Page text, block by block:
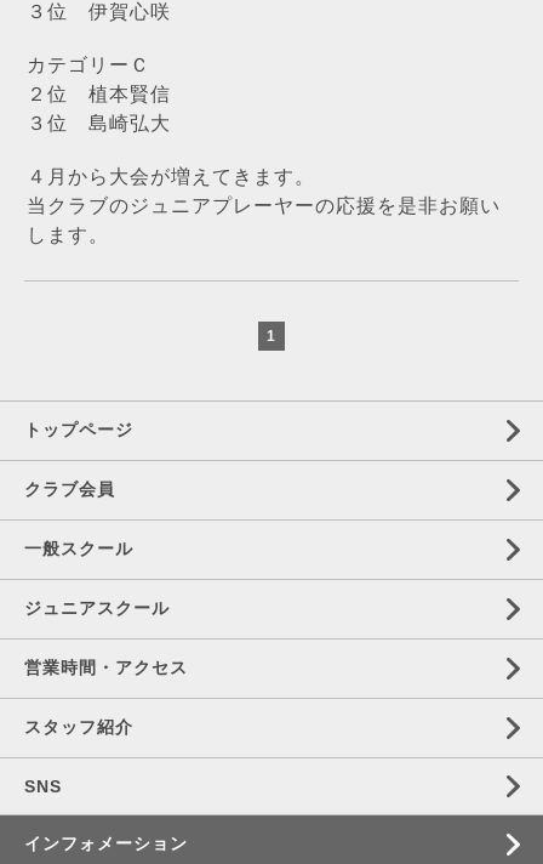
３位 伊賀心咲
カテゴリーＣ
２位 植本賢信
３位 島崎弘大
４月から大会が増えてきます。
当クラブのジュニアプレーヤーの応援を是非お願い
します。
1
トップページ
クラブ会員
一般スクール
ジュニアスクール
営業時間・アクセス
スタッフ紹介
SNS
インフォメーション